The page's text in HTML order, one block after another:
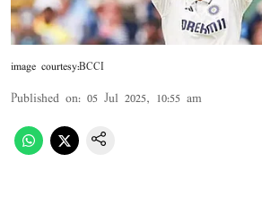
image courtesy:BCCI
Published on: 05 Jul 2025, 10:55 am